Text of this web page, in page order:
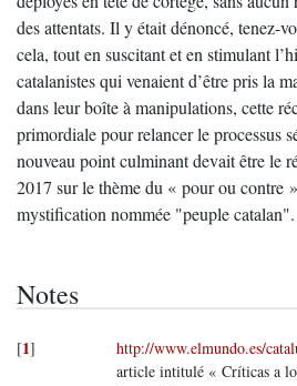
des attentats. Il y était dénoncé, tenez-
cela, tout en suscitant et en stimulant
catalanistes qui venaient d’être pris la
dans leur boîte à manipulations, cette
primordiale pour relancer le processus
nouveau point culminant devait être le
2017 sur le thème du « pour ou contre
mystification nommée "peuple catalan".
Notes
[1]
http://www.elmundo.es/
article intitulé « Críticas a